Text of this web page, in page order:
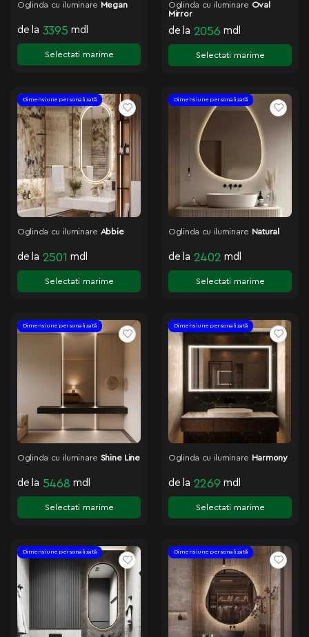
Oglinda cu iluminare Megan
de la 3395 mdl
Selectati marime
Oglinda cu iluminare Oval
Mirror
de la 2056 mdl
Selectati marime
Dimensiune personalizată
Oglinda cu iluminare Abbie
de la 2501 mdl
Selectati marime
Dimensiune personalizată
Oglinda cu iluminare Natural
de la 2402 mdl
Selectati marime
Dimensiune personalizată
Oglinda cu iluminare Shine Line
de la 5468 mdl
Selectati marime
Dimensiune personalizată
Oglinda cu iluminare Harmony
de la 2269 mdl
Selectati marime
Dimensiune personalizată Dimensiune personalizată